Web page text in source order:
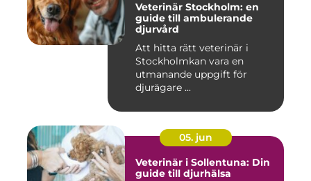
Veterinär Stockholm: en
guide till ambulerande
djurvård
Att hitta rätt veterinär i
Stockholmkan vara en
utmanande uppgift för
djurägare ...
05. jun
Veterinär i Sollentuna: Din
guide till djurhälsa